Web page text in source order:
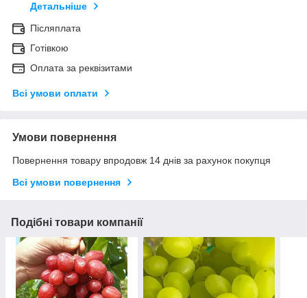
Детальніше
Післяплата
Готівкою
Оплата за реквізитами
Всі умови оплати
Умови повернення
Повернення товару впродовж 14 днів за рахунок покупця
Всі умови повернення
Подібні товари компанії